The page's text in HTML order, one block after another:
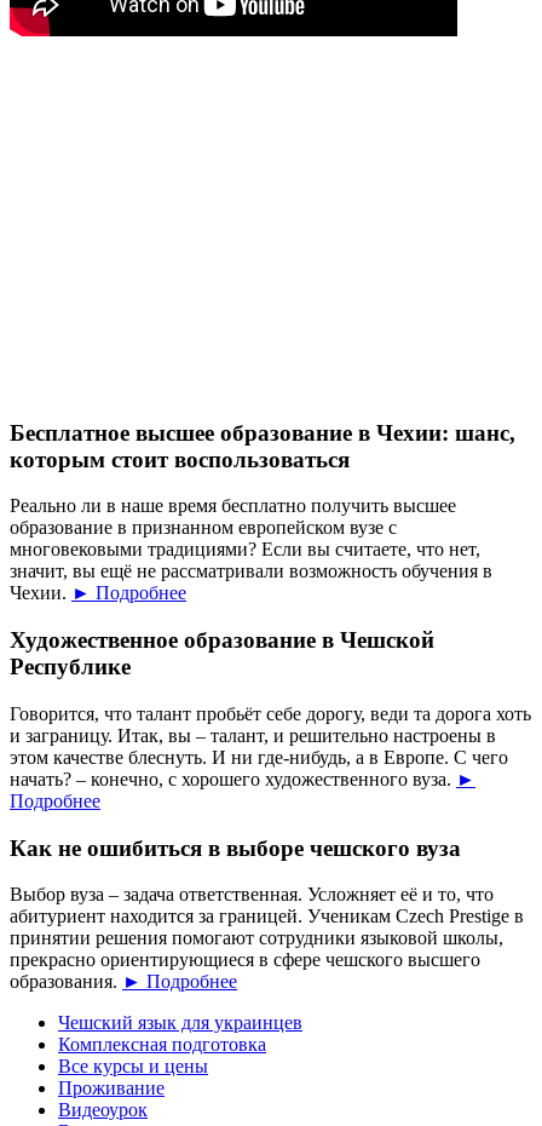
Бесплатное высшее образование в Чехии: шанс,
которым стоит воспользоваться
Реально ли в наше время бесплатно получить высшее
образование в признанном европейском вузе с
многовековыми традициями? Если вы считаете, что нет,
значит, вы ещё не рассматривали возможность обучения в
Чехии. ► Подробнее
Художественное образование в Чешской
Республике
Говорится, что талант пробьёт себе дорогу, веди та дорога хоть
и заграницу. Итак, вы – талант, и решительно настроены в
этом качестве блеснуть. И ни где-нибудь, а в Европе. С чего
начать? – конечно, с хорошего художественного вуза. ►
Подробнее
Как не ошибиться в выборе чешского вуза
Выбор вуза – задача ответственная. Усложняет её и то, что
абитуриент находится за границей. Ученикам Czech Prestige в
принятии решения помогают сотрудники языковой школы,
прекрасно ориентирующиеся в сфере чешского высшего
образования. ► Подробнее
Чешский язык для украинцев
Комплексная подготовка
Все курсы и цены
Проживание
Видеоурок